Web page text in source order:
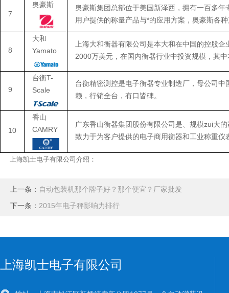
7
奥豪斯
奥豪斯集团总部位于美国新泽西，拥有一百多
用户提供的称量产品与*的应用方案，奥豪斯各
8
大和
Yamato
上海大和衡器有限公司是本大和在中国的控股
2000万美元，在国内衡器行业中投资规模，其
9
台衡T-
Scale
台衡精密测控是电子衡器专业制造厂，母公司
赖，行销全台，有口皆碑。
10
香山
CAMRY
广东香山衡器集团股份有限公司是、规模zui大
致力于为客户提供的电子商用衡器和工业称重仪
上海凯士电子有限公司介绍：
上一条： 自动包装机那个牌子好？那个便宜？厂家批发
下一条： 2015年电子秤影响力排行
上海凯士电子有限公司